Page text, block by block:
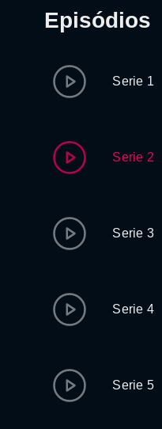
Episódios
Serie 1
Serie 2
Serie 3
Serie 4
Serie 5